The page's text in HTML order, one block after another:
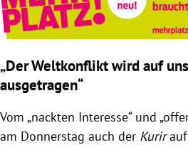
„Der Weltkonflikt wird auf
ausgetragen“
Vom „nackten Interesse“ und
am Donnerstag auch der Kurir